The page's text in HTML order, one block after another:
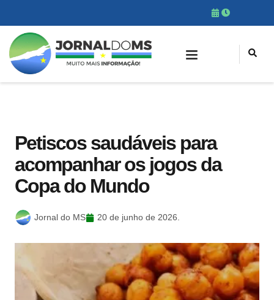
Petiscos saudáveis para
acompanhar os jogos da
Copa do Mundo
Jornal do MS 20 de junho de 2026.